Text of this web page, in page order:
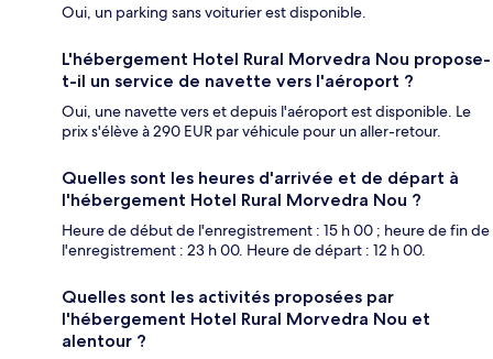
Oui, un parking sans voiturier est disponible.
L'hébergement Hotel Rural Morvedra Nou propose-
t-il un service de navette vers l'aéroport ?
Oui, une navette vers et depuis l'aéroport est disponible. Le
prix s'élève à 290 EUR par véhicule pour un aller-retour.
Quelles sont les heures d'arrivée et de départ à
l'hébergement Hotel Rural Morvedra Nou ?
Heure de début de l'enregistrement : 15 h 00 ; heure de fin de
l'enregistrement : 23 h 00. Heure de départ : 12 h 00.
Quelles sont les activités proposées par
l'hébergement Hotel Rural Morvedra Nou et
alentour ?